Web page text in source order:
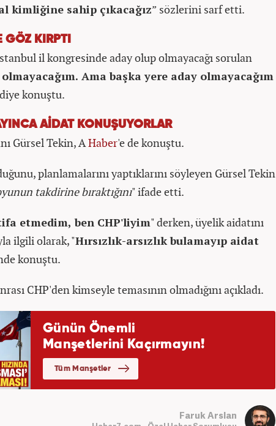
kimliğine sahip çıkacağız” sözlerini sarf etti.
GÖZ KIRPTI
il kongresinde aday olup olmayacağı sorulan
Ama başka yere aday olmayacağım
konuştu.
AİDAT KONUŞUYORLAR
Gürsel Tekin, AHaber'e de konuştu.
planlamalarını yaptıklarını söyleyen Gürsel Tekin
takdirine bıraktığını" ifade etti.
etmedim, ben CHP'liyim" derken, üyelik aidatını
ilgili olarak, "Hırsızlık-arsızlık bulamayıp aidat
konuştu.
CHP'den kimseyle temasının olmadığını açıkladı.
Faruk Arslan